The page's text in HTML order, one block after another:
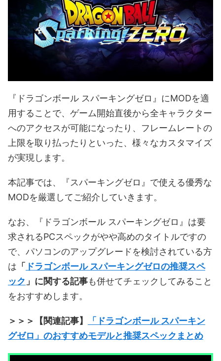
『ドラゴンボール スパーキングゼロ』にMODを適
用することで、ゲーム開始直後から全キャラクター
へのアクセスが可能になったり、フレームレートの
上限を取り払ったりといった、様々なカスタマイズ
が実現します。
本記事では、『スパーキングゼロ』で使える優秀な
MODを厳選してご紹介していきます。
なお、『ドラゴンボール スパーキングゼロ』は要
求されるPCスペックがやや高めのタイトルですの
で、パソコンのアップグレードを検討されている方
は 「 ドラゴンボール スパーキングゼロの推奨スペ
ック 」に関する記事も併せてチェックしてみること
をおすすめします。
＞＞＞【関連記事】
「ドラゴンボール スパーキン
グゼロ」のおすすめモデルと推奨スペックまとめ